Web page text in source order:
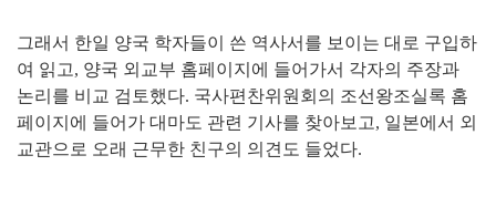
그래서 한일 양국 학자들이 쓴 역사서를 보이는 대로 구입하
여 읽고, 양국 외교부 홈페이지에 들어가서 각자의 주장과
논리를 비교 검토했다. 국사편찬위원회의 조선왕조실록 홈
페이지에 들어가 대마도 관련 기사를 찾아보고, 일본에서 외
교관으로 오래 근무한 친구의 의견도 들었다.